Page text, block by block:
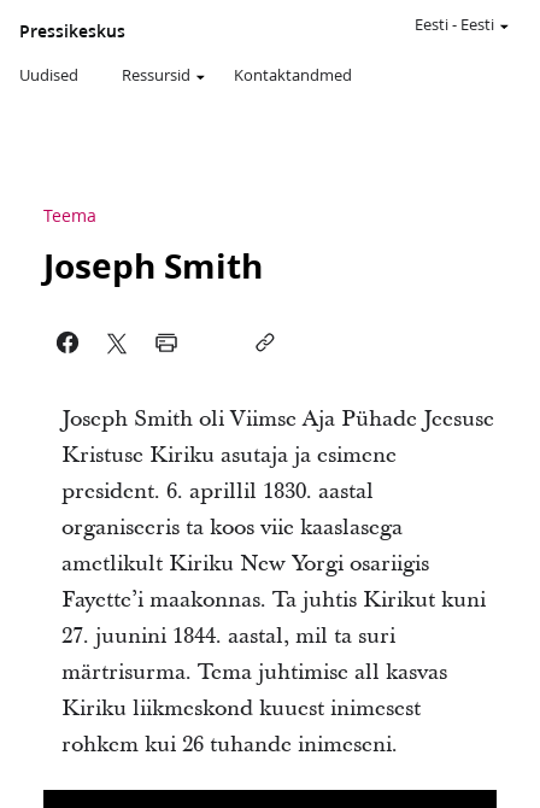
Pressikeskus
Uudised Ressursid Kontaktandmed
Eesti- Eesti
Teema
Joseph Smith
Joseph Smith oli Viimse Aja Pühade Jeesuse
Kristuse Kiriku asutaja ja esimene
president. 6. aprillil 1830. aastal
organiseeris ta koos viie kaaslasega
ametlikult Kiriku New Yorgi osariigis
Fayette’i maakonnas. Ta juhtis Kirikut kuni
27. juunini 1844. aastal, mil ta suri
märtrisurma. Tema juhtimise all kasvas
Kiriku liikmeskond kuuest inimesest
rohkem kui 26 tuhande inimeseni.